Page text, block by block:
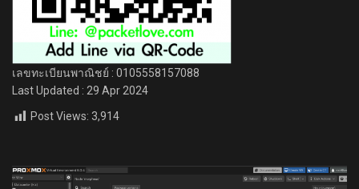
เลขทะเบียนพาณิชย์ : 0105558157088
Last Updated : 29 Apr 2024
Post Views: 3,914